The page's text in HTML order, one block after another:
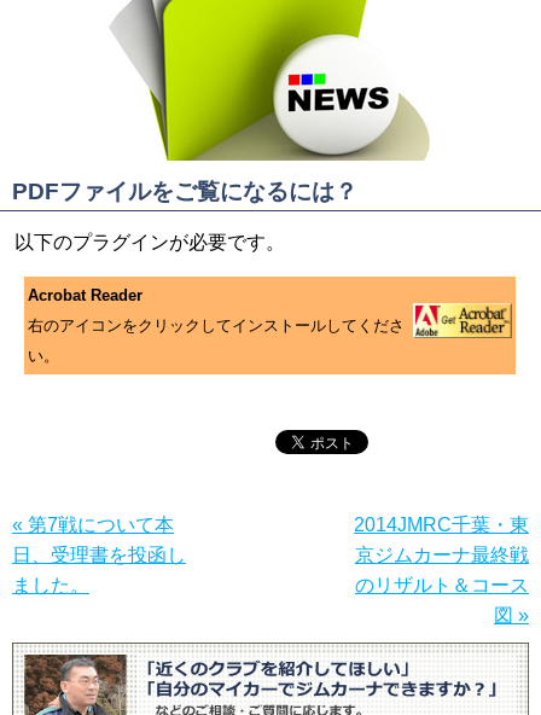
PDFファイルをご覧になるには？
以下のプラグインが必要です。
Acrobat Reader
右のアイコンをクリックしてインストールしてくださ
い。
« 第7戦について本
日、受理書を投函し
ました。
2014JMRC千葉・東
京ジムカーナ最終戦
のリザルト＆コース
図 »